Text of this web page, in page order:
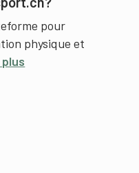
pour
physique et